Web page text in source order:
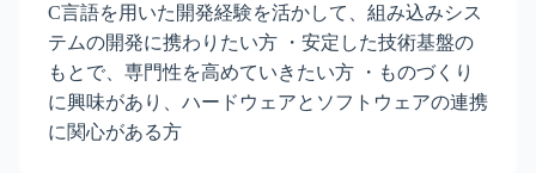
C言語を用いた開発経験を活かして、組み込みシス
テムの開発に携わりたい方 ・安定した技術基盤の
もとで、専門性を高めていきたい方 ・ものづくり
に興味があり、ハードウェアとソフトウェアの連携
に関心がある方